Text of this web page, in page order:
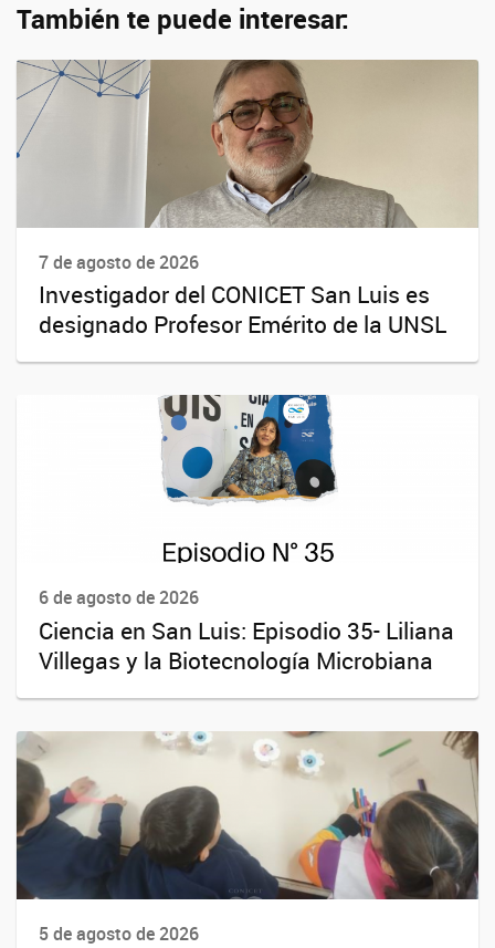
También te puede interesar:
7 de agosto de 2026
Investigador del CONICET San Luis es
designado Profesor Emérito de la UNSL
6 de agosto de 2026
Ciencia en San Luis: Episodio 35- Liliana
Villegas y la Biotecnología Microbiana
5 de agosto de 2026